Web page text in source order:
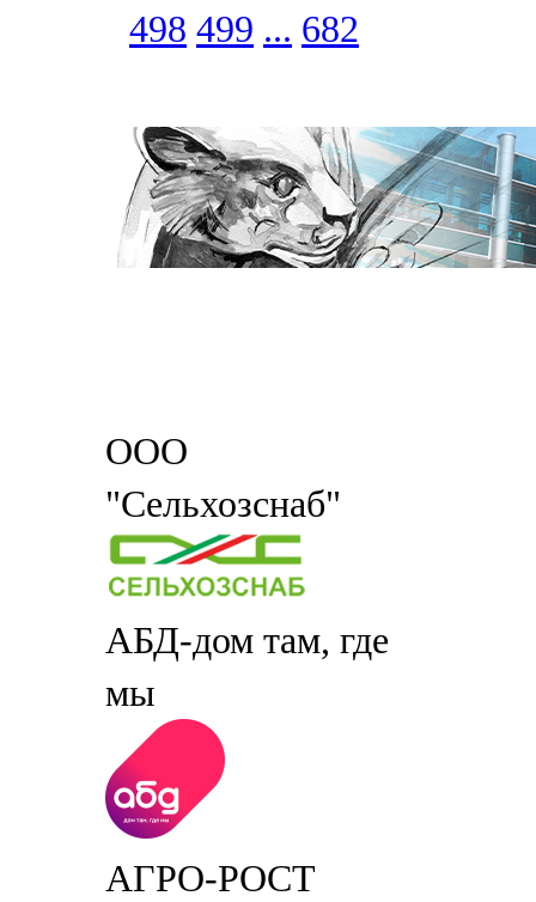
498 499 ... 682
ООО
"Сельхозснаб"
АБД-дом там, где
мы
АГРО-РОСТ